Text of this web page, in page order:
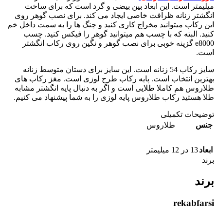
میلیمتر است. این ابعاد بین بیضی و گرد است که برای ساخت
انگشتر زنانه ظرافت خاصی ایجاد می کند. برای نصب گوهر روی
این رکاب میتوانید مخراج کاری کنید و چنگ ها را به سمت داخل خم
کنید. البته که با چسب هم میتوانید گوهر را فیکس کنید. چسب
e8000 گزینه خوبی برای نصب گوهر و نگین روی رکاب انگشتر
است.
سایز رکاب 54 زنانه است. این سایز برای دستان متوسط زنانه
بهترین انتخاب است. پایه رکاب طرح لوزی است. مغز رکاب های
طلاروس هم کاملا طلایی است و اگر به دنبال پایه انگشتر مشابه
طلا هستید رکاب طلاروس پایه لوزی را به شما پیشنهاد می کنیم.
توضیحات تکمیلی
جنس
طلاروس
ابعاد13 در 12 میلیمتر
برند
برند
rekabfarsi